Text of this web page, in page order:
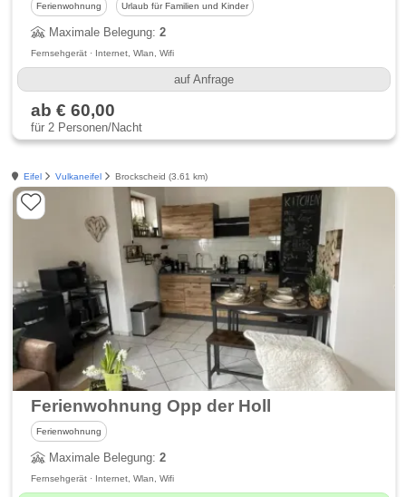
Ferienwohnung Urlaub für Familien und Kinder
Maximale Belegung:2
Fernsehgerät · Internet, Wlan, Wifi
auf Anfrage
ab € 60,00
für 2 Personen/Nacht
Eifel Vulkaneifel Brockscheid (3.61 km)
Ferienwohnung Opp der Holl
Ferienwohnung
Maximale Belegung:2
Fernsehgerät · Internet, Wlan, Wifi